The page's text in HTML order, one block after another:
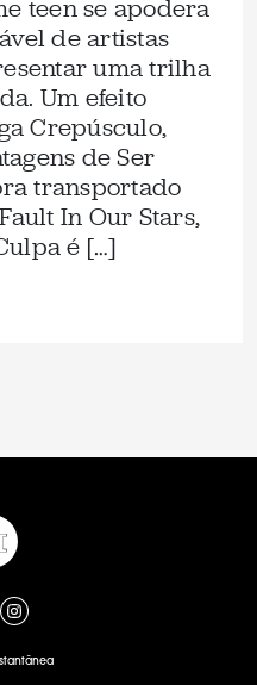
teen se apodera
de artistas
uma trilha
Um efeito
Crepúsculo,
de Ser
transportado
In Our Stars,
é […]